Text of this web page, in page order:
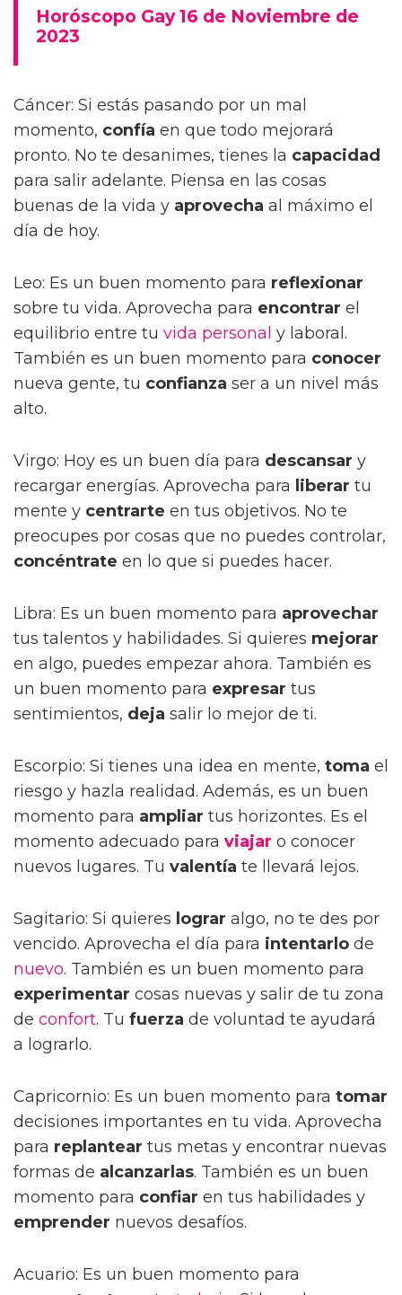
Horóscopo Gay 16 de Noviembre de
2023
Cáncer: Si estás pasando por un mal
momento, confía en que todo mejorará
pronto. No te desanimes, tienes la capacidad
para salir adelante. Piensa en las cosas
buenas de la vida y aprovecha al máximo el
día de hoy.
Leo: Es un buen momento para reflexionar
sobre tu vida. Aprovecha para encontrar el
equilibrio entre tu vida personal y laboral.
También es un buen momento para conocer
nueva gente, tu confianza ser a un nivel más
alto.
Virgo: Hoy es un buen día para descansar y
recargar energías. Aprovecha para liberar tu
mente y centrarte en tus objetivos. No te
preocupes por cosas que no puedes controlar,
concéntrate en lo que si puedes hacer.
Libra: Es un buen momento para aprovechar
tus talentos y habilidades. Si quieres mejorar
en algo, puedes empezar ahora. También es
un buen momento para expresar tus
sentimientos, deja salir lo mejor de ti.
Escorpio: Si tienes una idea en mente, toma el
riesgo y hazla realidad. Además, es un buen
momento para ampliar tus horizontes. Es el
momento adecuado para viajar o conocer
nuevos lugares. Tu valentía te llevará lejos.
Sagitario: Si quieres lograr algo, no te des por
vencido. Aprovecha el día para intentarlo de
nuevo. También es un buen momento para
experimentar cosas nuevas y salir de tu zona
de confort. Tu fuerza de voluntad te ayudará
a lograrlo.
Capricornio: Es un buen momento para tomar
decisiones importantes en tu vida. Aprovecha
para replantear tus metas y encontrar nuevas
formas de alcanzarlas. También es un buen
momento para confiar en tus habilidades y
emprender nuevos desafíos.
Acuario: Es un buen momento para